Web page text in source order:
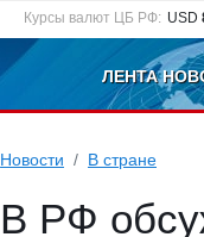
Курсы валют ЦБ РФ: USD
ЛЕНТА
Новости В стране
В РФ